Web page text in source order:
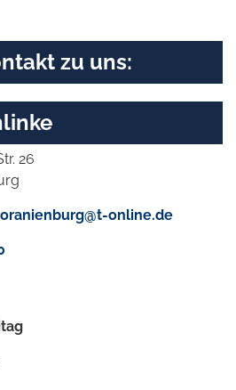
zu uns:
26
online.de